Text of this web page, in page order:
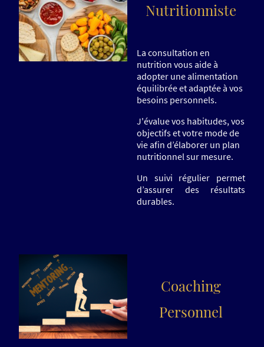
Nutritionniste
La consultation en
nutrition vous aide à
adopter une alimentation
équilibrée et adaptée à vos
besoins personnels.
J'évalue vos habitudes, vos
objectifs et votre mode de
vie afin d’élaborer un plan
nutritionnel sur mesure.
Un suivi régulier permet
d’assurer des résultats
durables.
Coaching
Personnel